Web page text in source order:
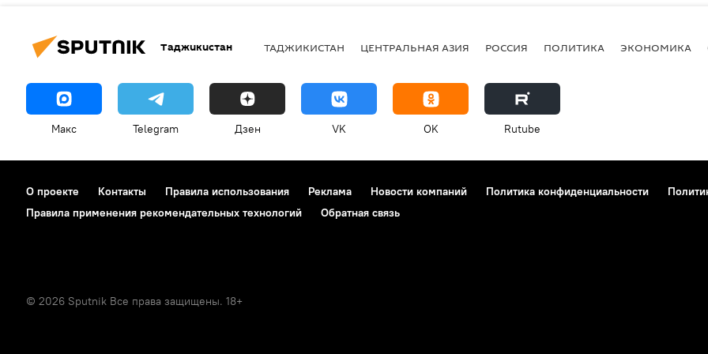
Таджикистан ТАДЖИКИСТАН ЦЕНТРАЛЬНАЯ АЗИЯ РОССИЯ ПОЛИТИКА ЭКОНОМИКА
Макс Telegram Дзен VK OK Rutube
О проекте Контакты Правила использования Реклама Новости компаний Политика конфиденциальности
Правила применения рекомендательных технологий
Обратная связь
© 2026 Sputnik Все права защищены. 18+